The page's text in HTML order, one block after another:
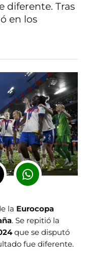
diferente. Tras
en los
la Eurocopa
. Se repitió la
que se disputó
fue diferente.